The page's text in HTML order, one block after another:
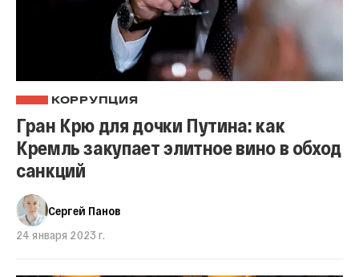
КОРРУПЦИЯ
Гран Крю для дочки Путина: как
Кремль закупает элитное вино в обход
санкций
Сергей Панов
24 января 2023 г.